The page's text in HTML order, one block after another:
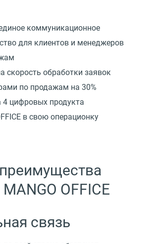
коммуникационное
для клиентов и менеджеров
скорость обработки заявок
по продажам на 30%
4 цифровых продукта
в свою операционку
OFFICE
связь